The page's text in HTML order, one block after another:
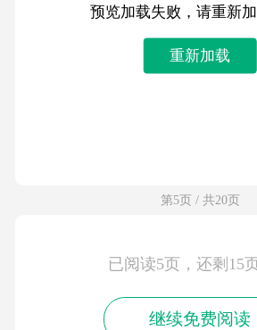
预览加载失败，请重新
重新加载
第5页 / 共20页
已阅读5页，还剩15
继续免费阅读